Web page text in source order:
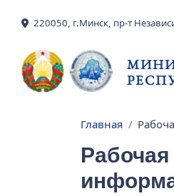
220050, г.Минск, пр-т
Строка
Главная